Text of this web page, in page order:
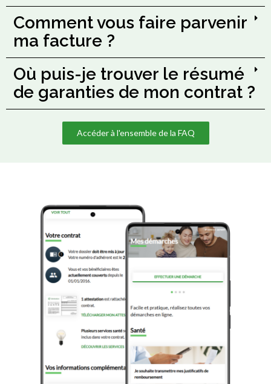
Comment vous faire parvenir
ma facture ?
Où puis-je trouver le résumé
de garanties de mon contrat ?
Accéder à l'ensemble de la FAQ